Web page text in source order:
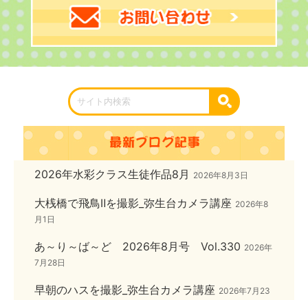
2026年水彩クラス生徒作品8月 2026年8月3日
大桟橋で飛鳥Ⅱを撮影_弥生台カメラ講座 2026年8
月1日
あ～り～ば～ど 2026年8月号 Vol.330 2026年
7月28日
早朝のハスを撮影_弥生台カメラ講座 2026年7月23